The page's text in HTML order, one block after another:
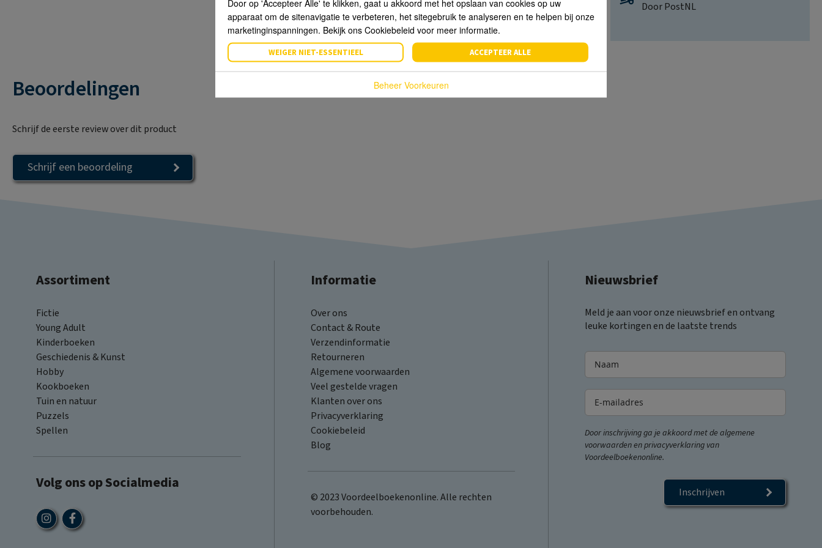
Door PostNL
Beoordelingen
Schrijf de eerste review over dit product
Schrijf een beoordeling
Assortiment
Fictie
Young Adult
Kinderboeken
Geschiedenis & Kunst
Hobby
Kookboeken
Tuin en natuur
Puzzels
Spellen
Volg ons op Socialmedia
Informatie
Over ons
Contact & Route
Verzendinformatie
Retourneren
Algemene voorwaarden
Veel gestelde vragen
Klanten over ons
Privacyverklaring
Cookiebeleid
Blog
© 2023 Voordeelboekenonline. Alle rechten
voorbehouden.
Nieuwsbrief
Meld je aan voor onze nieuwsbrief en ontvang
leuke kortingen en de laatste trends
Door inschrijving ga je akkoord met de algemene
voorwaarden en privacyverklaring van
Voordeelboekenonline.
Inschrijven
Door op 'Accepteer Alle' te klikken, gaat u akkoord met het opslaan van cookies op uw
apparaat om de sitenavigatie te verbeteren, het sitegebruik te analyseren en te helpen bij onze
marketinginspanningen. Bekijk ons Cookiebeleid voor meer informatie.
WEIGER NIET-ESSENTIEEL ACCEPTEER ALLE
Beheer Voorkeuren